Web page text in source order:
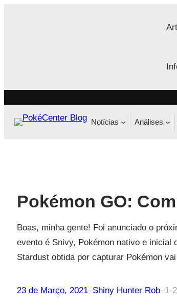
Notícias Análises
Pokémon GO:
Boas, minha gente! Foi anunciado o
evento é Snivy, Pokémon nativo e inicial
Stardust obtida por capturar Pokémon
23 de Março, 2021–Shiny Hunter Rob–1-